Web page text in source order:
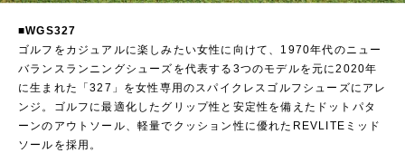
■WGS327
ゴルフをカジュアルに楽しみたい女性に向けて、1970年代のニュー
バランスランニングシューズを代表する3つのモデルを元に2020年
に生まれた「327」を女性専用のスパイクレスゴルフシューズにアレ
ンジ。ゴルフに最適化したグリップ性と安定性を備えたドットパタ
ーンのアウトソール、軽量でクッション性に優れたREVLITEミッド
ソールを採用。